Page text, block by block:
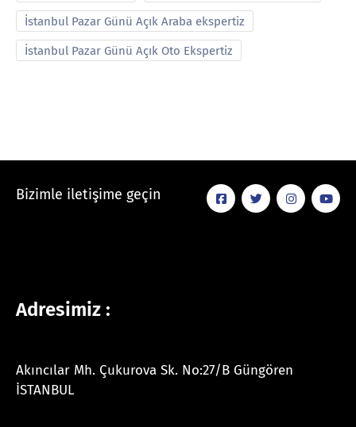
İstanbul Pazar Günü Açık Araba ekspertiz
İstanbul Pazar Günü Açık Oto Ekspertiz
Bizimle iletişime geçin
Adresimiz :
Akıncılar Mh. Çukurova Sk. No:27/B Güngören
İSTANBUL